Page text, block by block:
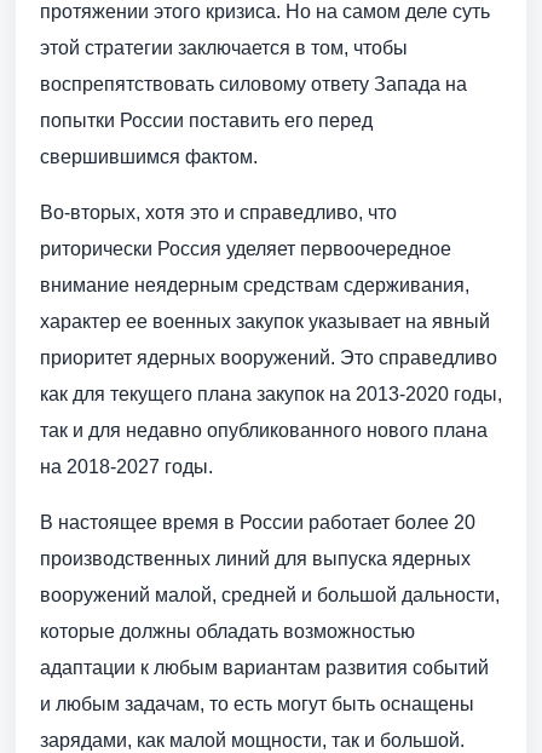
протяжении этого кризиса. Но на самом деле суть
этой стратегии заключается в том, чтобы
воспрепятствовать силовому ответу Запада на
попытки России поставить его перед
свершившимся фактом.
Во-вторых, хотя это и справедливо, что
риторически Россия уделяет первоочередное
внимание неядерным средствам сдерживания,
характер ее военных закупок указывает на явный
приоритет ядерных вооружений. Это справедливо
как для текущего плана закупок на 2013-2020 годы,
так и для недавно опубликованного нового плана
на 2018-2027 годы.
В настоящее время в России работает более 20
производственных линий для выпуска ядерных
вооружений малой, средней и большой дальности,
которые должны обладать возможностью
адаптации к любым вариантам развития событий
и любым задачам, то есть могут быть оснащены
зарядами, как малой мощности, так и большой.